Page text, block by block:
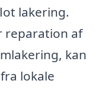
lakering.
reparation af
kan
lokale